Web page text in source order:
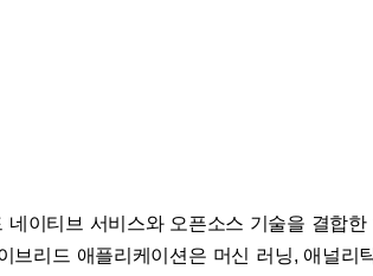
네이티브 서비스와 오픈소스 기술을 결합
브리드 애플리케이션은 머신 러닝, 애널리